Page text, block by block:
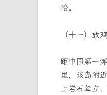
怡。
（十一）放
距中国第一
里，该岛附
上岩石耸立